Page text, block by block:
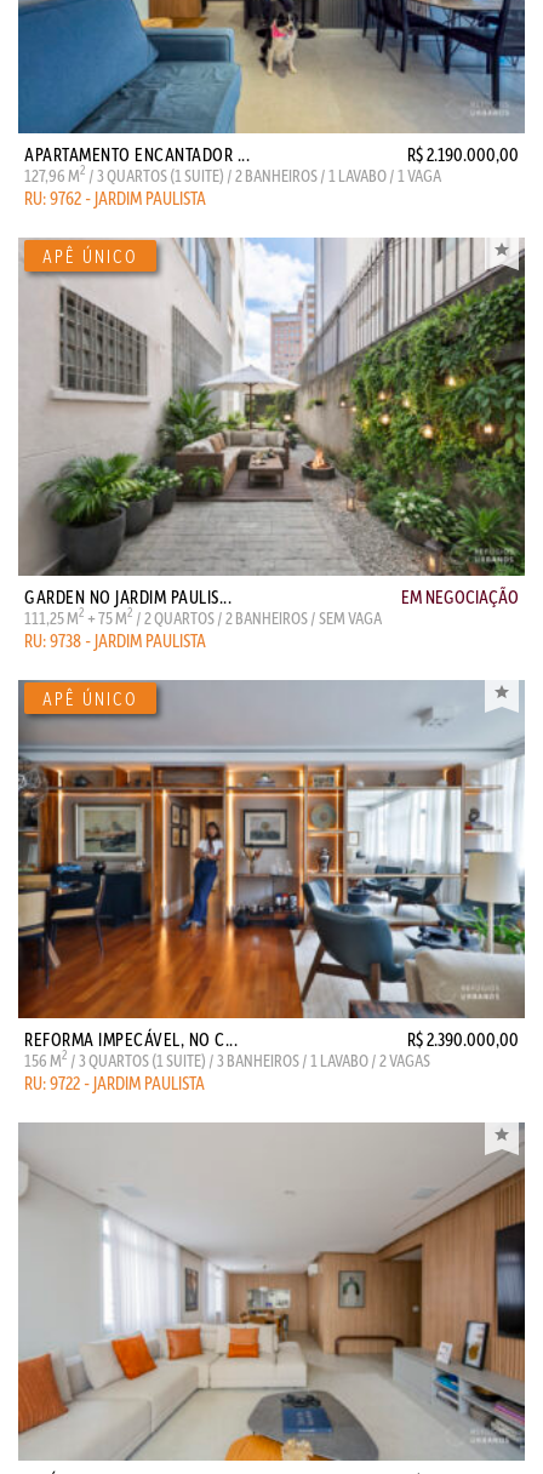
APARTAMENTO ENCANTADOR ... R$ 2.190.000,00
127,96 M2 / 3 QUARTOS (1 SUITE) / 2 BANHEIROS / 1 LAVABO / 1 VAGA
RU: 9762 - JARDIM PAULISTA
GARDEN NO JARDIM PAULIS... EM NEGOCIAÇÃO
111,25 M2 + 75 M2 / 2 QUARTOS / 2 BANHEIROS / SEM VAGA
RU: 9738 - JARDIM PAULISTA
REFORMA IMPECÁVEL, NO C... R$ 2.390.000,00
156 M2 / 3 QUARTOS (1 SUITE) / 3 BANHEIROS / 1 LAVABO / 2 VAGAS
RU: 9722 - JARDIM PAULISTA